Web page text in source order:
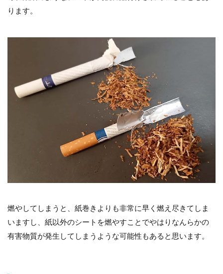
ります。
燃やしてしまうと、紙巻きよりも非常に早く燃え尽きてしま
いますし、紙以外のシートを燃やすことでやはりなんらかの
有害物質が発生してしまうような可能性もあると思います。